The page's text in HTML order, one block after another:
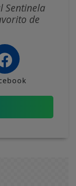
Sentinela
de